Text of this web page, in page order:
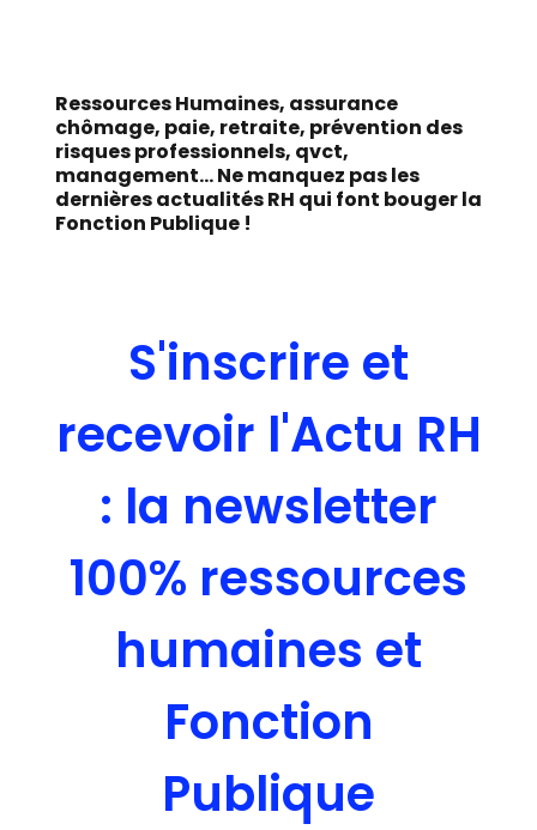
Ressources Humaines, assurance
chômage, paie, retraite, prévention des
risques professionnels, qvct,
management... Ne manquez pas les
dernières actualités RH qui font bouger la
Fonction Publique !
S'inscrire et
recevoir l'Actu RH
: la newsletter
100% ressources
humaines et
Fonction
Publique